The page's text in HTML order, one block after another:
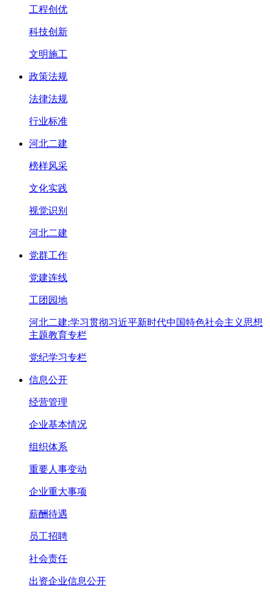
工程创优
科技创新
文明施工
政策法规
法律法规
行业标准
河北二建
榜样风采
文化实践
视觉识别
河北二建
党群工作
党建连线
工团园地
河北二建:学习贯彻习近平新时代中国特色社会主义思想
主题教育专栏
党纪学习专栏
信息公开
经营管理
企业基本情况
组织体系
重要人事变动
企业重大事项
薪酬待遇
员工招聘
社会责任
出资企业信息公开